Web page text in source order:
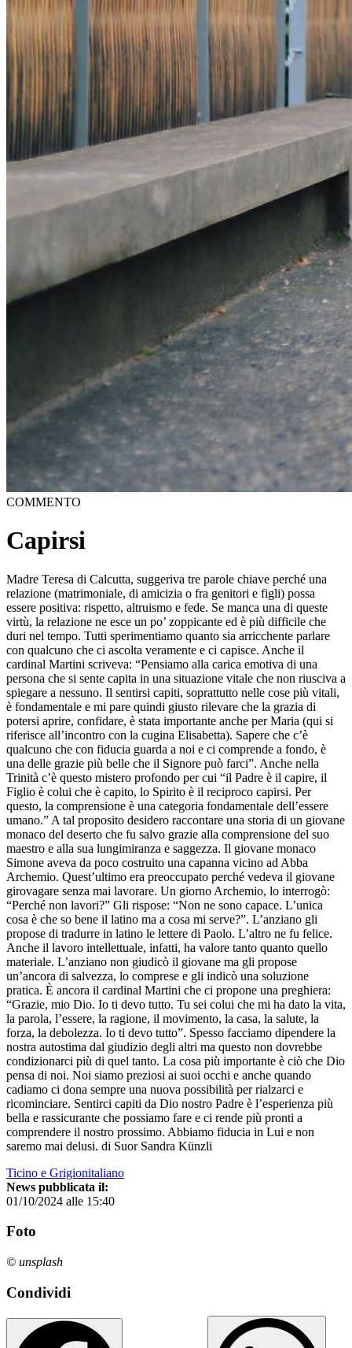
COMMENTO
Capirsi
Madre Teresa di Calcutta, suggeriva tre parole chiave perché una
relazione (matrimoniale, di amicizia o fra genitori e figli) possa
essere positiva: rispetto, altruismo e fede. Se manca una di queste
virtù, la relazione ne esce un po’ zoppicante ed è più difficile che
duri nel tempo. Tutti sperimentiamo quanto sia arricchente parlare
con qualcuno che ci ascolta veramente e ci capisce. Anche il
cardinal Martini scriveva: “Pensiamo alla carica emotiva di una
persona che si sente capita in una situazione vitale che non riusciva a
spiegare a nessuno. Il sentirsi capiti, soprattutto nelle cose più vitali,
è fondamentale e mi pare quindi giusto rilevare che la grazia di
potersi aprire, confidare, è stata importante anche per Maria (qui si
riferisce all’incontro con la cugina Elisabetta). Sapere che c’è
qualcuno che con fiducia guarda a noi e ci comprende a fondo, è
una delle grazie più belle che il Signore può farci”. Anche nella
Trinità c’è questo mistero profondo per cui “il Padre è il capire, il
Figlio è colui che è capito, lo Spirito è il reciproco capirsi. Per
questo, la comprensione è una categoria fondamentale dell’essere
umano.” A tal proposito desidero raccontare una storia di un giovane
monaco del deserto che fu salvo grazie alla comprensione del suo
maestro e alla sua lungimiranza e saggezza. Il giovane monaco
Simone aveva da poco costruito una capanna vicino ad Abba
Archemio. Quest’ultimo era preoccupato perché vedeva il giovane
girovagare senza mai lavorare. Un giorno Archemio, lo interrogò:
“Perché non lavori?” Gli rispose: “Non ne sono capace. L’unica
cosa è che so bene il latino ma a cosa mi serve?”. L’anziano gli
propose di tradurre in latino le lettere di Paolo. L’altro ne fu felice.
Anche il lavoro intellettuale, infatti, ha valore tanto quanto quello
materiale. L’anziano non giudicò il giovane ma gli propose
un’ancora di salvezza, lo comprese e gli indicò una soluzione
pratica. È ancora il cardinal Martini che ci propone una preghiera:
“Grazie, mio Dio. Io ti devo tutto. Tu sei colui che mi ha dato la vita,
la parola, l’essere, la ragione, il movimento, la casa, la salute, la
forza, la debolezza. Io ti devo tutto”. Spesso facciamo dipendere la
nostra autostima dal giudizio degli altri ma questo non dovrebbe
condizionarci più di quel tanto. La cosa più importante è ciò che Dio
pensa di noi. Noi siamo preziosi ai suoi occhi e anche quando
cadiamo ci dona sempre una nuova possibilità per rialzarci e
ricominciare. Sentirci capiti da Dio nostro Padre è l’esperienza più
bella e rassicurante che possiamo fare e ci rende più pronti a
comprendere il nostro prossimo. Abbiamo fiducia in Lui e non
saremo mai delusi. di Suor Sandra Künzli
Ticino e Grigionitaliano
News pubblicata il:
01/10/2024 alle 15:40
Foto
© unsplash
Condividi